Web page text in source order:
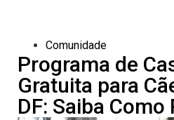
Comunidade
Programa de
Gratuita para
DF: Saiba